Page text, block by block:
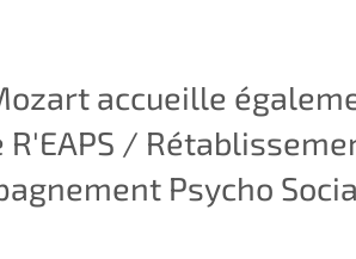
accueille
/
Psycho